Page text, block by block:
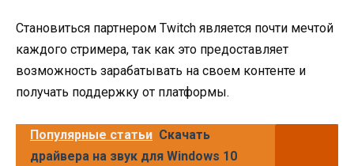
Становиться партнером Twitch является почти мечтой
каждого стримера, так как это предоставляет
возможность зарабатывать на своем контенте и
получать поддержку от платформы.
Популярные статьи Скачать
драйвера на звук для Windows 10